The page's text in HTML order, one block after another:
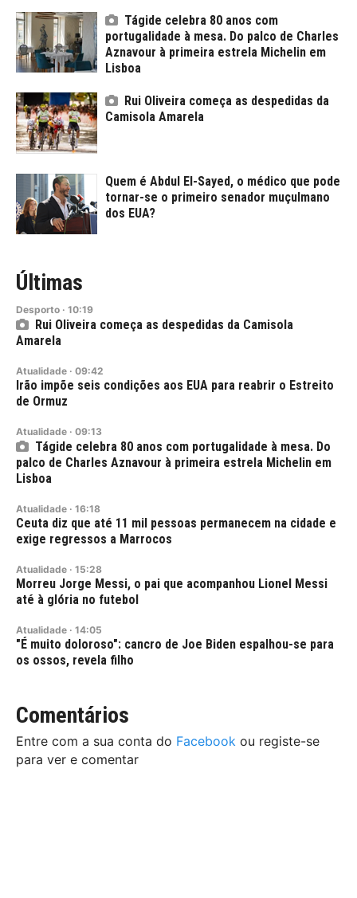
Tágide celebra 80 anos com
portugalidade à mesa. Do palco de Charles
Aznavour à primeira estrela Michelin em
Lisboa
Rui Oliveira começa as despedidas da
Camisola Amarela
Quem é Abdul El-Sayed, o médico que pode
tornar-se o primeiro senador muçulmano
dos EUA?
Últimas
Desporto · 10:19
Rui Oliveira começa as despedidas da Camisola
Amarela
Atualidade · 09:42
Irão impõe seis condições aos EUA para reabrir o Estreito
de Ormuz
Atualidade · 09:13
Tágide celebra 80 anos com portugalidade à mesa. Do
palco de Charles Aznavour à primeira estrela Michelin em
Lisboa
Atualidade · 16:18
Ceuta diz que até 11 mil pessoas permanecem na cidade e
exige regressos a Marrocos
Atualidade · 15:28
Morreu Jorge Messi, o pai que acompanhou Lionel Messi
até à glória no futebol
Atualidade · 14:05
"É muito doloroso": cancro de Joe Biden espalhou-se para
os ossos, revela filho
Comentários
Entre com a sua conta do Facebook ou registe-se
para ver e comentar